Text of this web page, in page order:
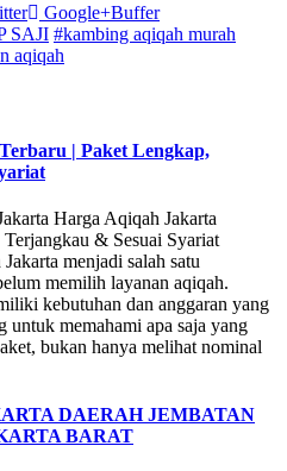
Google+Buffer
SAJI #kambing aqiqah murah
aqiqah
| Paket Lengkap,
Harga Aqiqah Jakarta
& Sesuai Syariat
menjadi salah satu
memilih layanan aqiqah.
kebutuhan dan anggaran yang
untuk memahami apa saja yang
bukan hanya melihat nominal
DAERAH JEMBATAN
BARAT